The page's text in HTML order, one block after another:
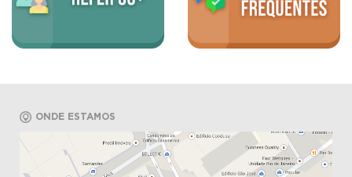
ONDE ESTAMOS